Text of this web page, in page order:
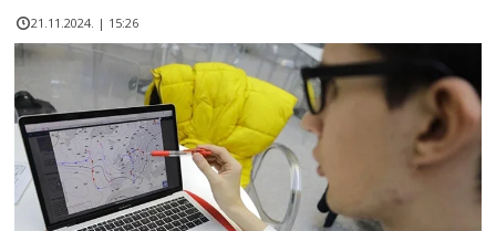
21.11.2024. | 15:26